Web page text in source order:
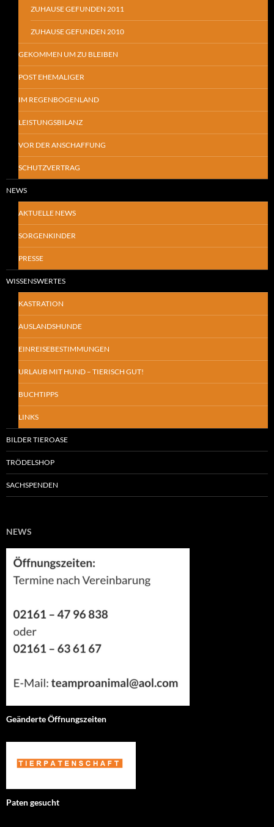
ZUHAUSE GEFUNDEN 2011
ZUHAUSE GEFUNDEN 2010
GEKOMMEN UM ZU BLEIBEN
POST EHEMALIGER
IM REGENBOGENLAND
LEISTUNGSBILANZ
VOR DER ANSCHAFFUNG
SCHUTZVERTRAG
NEWS
AKTUELLE NEWS
SORGENKINDER
PRESSE
WISSENSWERTES
KASTRATION
AUSLANDSHUNDE
EINREISEBESTIMMUNGEN
URLAUB MIT HUND – TIERISCH GUT!
BUCHTIPPS
LINKS
BILDER TIEROASE
TRÖDELSHOP
SACHSPENDEN
NEWS
Geänderte Öffnungszeiten
Paten gesucht